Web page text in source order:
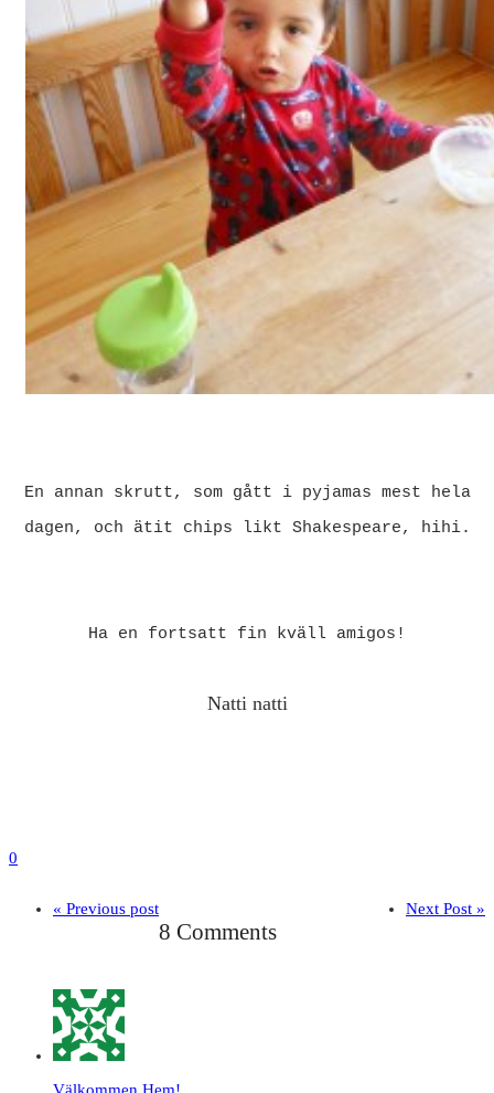
En annan skrutt, som gått i pyjamas mest hela
dagen, och ätit chips likt Shakespeare, hihi.
Ha en fortsatt fin kväll amigos!
Natti natti
0
« Previous post Next Post »
8 Comments
Välkommen Hem!